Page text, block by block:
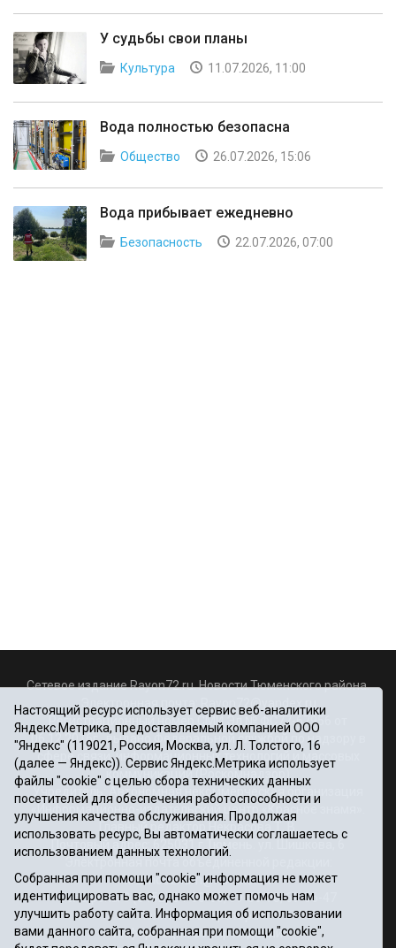
У судьбы свои планы
Культура 11.07.2026, 11:00
Вода полностью безопасна
Общество 26.07.2026, 15:06
Вода прибывает ежедневно
Безопасность 22.07.2026, 07:00
Сетевое издание Rayon72.ru. Новости Тюменского района.
Rayon72@yandex.ru
Регистрационный номер СМИ Эл № ФС77-67956 от
06.12.2016г., выдано Федеральной службой по надзору в
сфере связи, информационных технологий и массовых
коммуникаций (Роскомнадзор)
Учредитель: Автономная некоммерческая организация
«Информационно-издательский центр «Красное знамя».
Главный редактор Некрасова Т. В.
Почтовый адрес: 625031 г.Тюмень. ул. Шишкова, 6
Электронная почта объединенной редакции:
krasnoeznam@rambler.ru
Телефоны 8 (3452) 34-80-60, 69-56-73, 69-56-47
Политика оператора
Информация об учреждении
Настоящий ресурс использует сервис веб-аналитики
Яндекс.Метрика, предоставляемый компанией ООО
"Яндекс" (119021, Россия, Москва, ул. Л. Толстого, 16
(далее — Яндекс)). Сервис Яндекс.Метрика использует
файлы "cookie" с целью сбора технических данных
посетителей для обеспечения работоспособности и
улучшения качества обслуживания. Продолжая
использовать ресурс, Вы автоматически соглашаетесь с
использованием данных технологий.
Собранная при помощи "cookie" информация не может
идентифицировать вас, однако может помочь нам
улучшить работу сайта. Информация об использовании
вами данного сайта, собранная при помощи "cookie",